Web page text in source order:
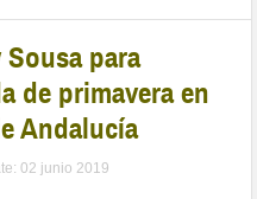
para
de primavera en
Andalucía
02 junio 2019